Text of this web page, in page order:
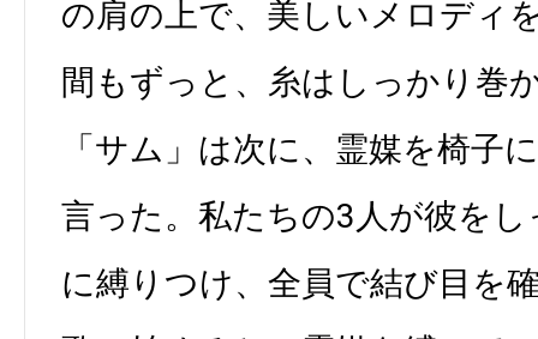
の肩の上で、美しいメロディ
間もずっと、糸はしっかり巻
「サム」は次に、霊媒を椅子
言った。私たちの3人が彼を
に縛りつけ、全員で結び目を